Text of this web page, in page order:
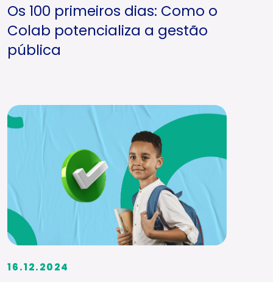
Os 100 primeiros dias: Como o
Colab potencializa a gestão
pública
16.12.2024